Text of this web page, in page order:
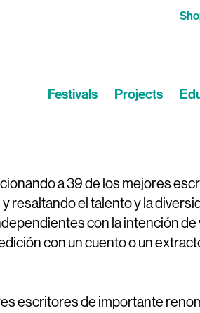
Festivals Projects
a 39 de los mejores
resaltando el talento y la
con la intención
con un cuento o un
escritores de importante